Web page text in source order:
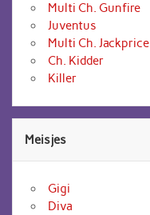
Multi Ch. Gunfire
Juventus
Multi Ch. Jackprice
Ch. Kidder
Killer
Meisjes
Gigi
Diva